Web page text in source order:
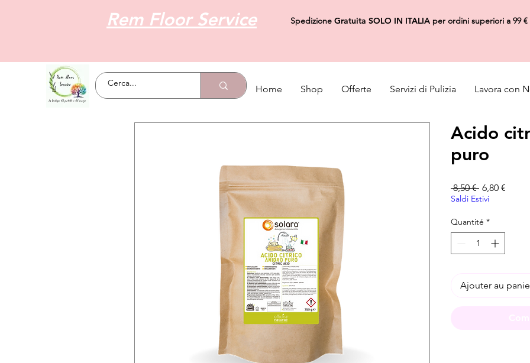
Rem Floor Service Spedizione Gratuita SOLO IN ITALIAper ordini superiori a 99 €
Home Shop Offerte Servizi di Pulizia Lavora con
Acido
puro
8,50 € Prix original
6,80 €
Saldi Estivi
Quantité *
Ajouter au